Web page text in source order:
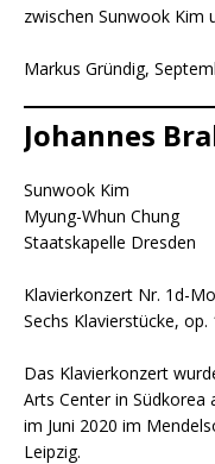
zwischen Sunwook Kim
Markus Gründig,
Johannes
Sunwook Kim
Myung-Whun Chung
Staatskapelle Dresden
Klavierkonzert Nr. 1d-
Sechs Klavierstücke, op.
Das Klavierkonzert
Arts Center in Südkorea
im Juni 2020 im
Leipzig.